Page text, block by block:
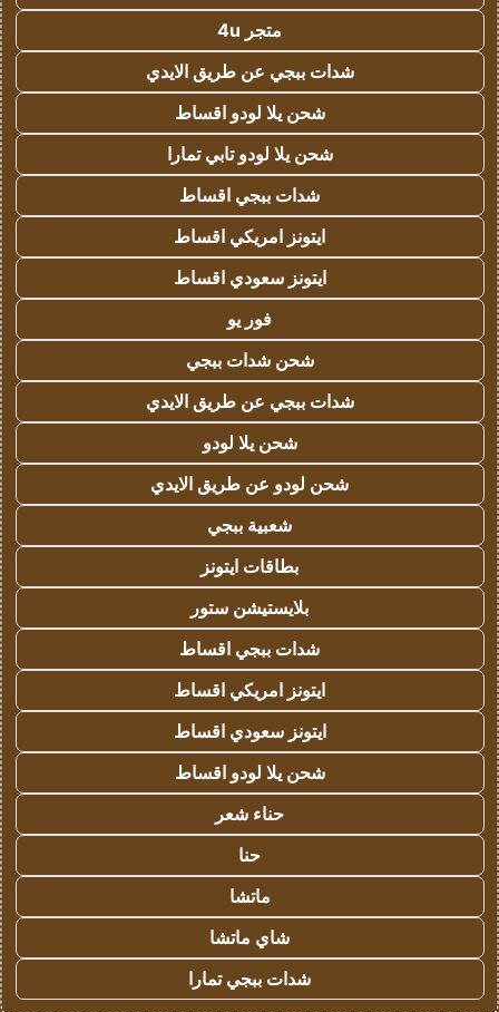
متجر 4u
شدات ببجي عن طريق الايدي
شحن يلا لودو اقساط
شحن يلا لودو تابي تمارا
شدات ببجي اقساط
ايتونز امريكي اقساط
ايتونز سعودي اقساط
فور يو
شحن شدات ببجي
شدات ببجي عن طريق الايدي
شحن يلا لودو
شحن لودو عن طريق الايدي
شعبية ببجي
بطاقات ايتونز
بلايستيشن ستور
شدات ببجي اقساط
ايتونز امريكي اقساط
ايتونز سعودي اقساط
شحن يلا لودو اقساط
حناء شعر
حنا
ماتشا
شاي ماتشا
شدات ببجي تمارا